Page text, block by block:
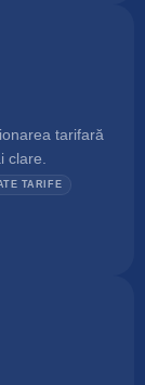
tarifară
clare.
TARIFE